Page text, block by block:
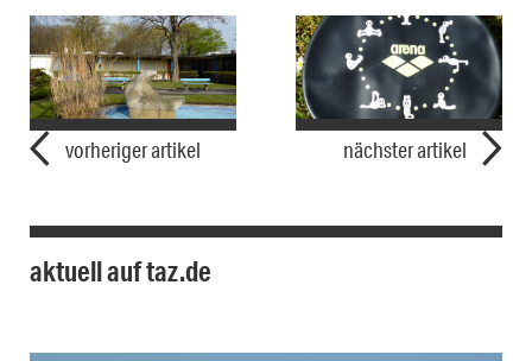
vorheriger artikel nächster artikel
aktuell auf taz.de